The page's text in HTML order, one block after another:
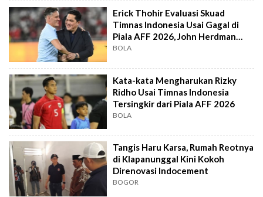
Erick Thohir Evaluasi Skuad
Timnas Indonesia Usai Gagal di
Piala AFF 2026, John Herdman
Out?
BOLA
Kata-kata Mengharukan Rizky
Ridho Usai Timnas Indonesia
Tersingkir dari Piala AFF 2026
BOLA
Tangis Haru Karsa, Rumah Reotnya
di Klapanunggal Kini Kokoh
Direnovasi Indocement
BOGOR